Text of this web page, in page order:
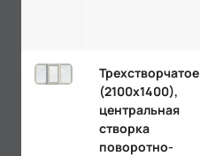
Трехстворчатое
(2100х1400),
центральная
створка
поворотно-